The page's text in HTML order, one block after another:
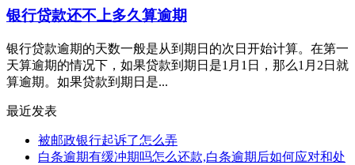
银行贷款还不上多久算逾期
银行贷款逾期的天数一般是从到期日的次日开始计算。在第一
天算逾期的情况下，如果贷款到期日是1月1日，那么1月2日就
算逾期。如果贷款到期日是...
最近发表
被邮政银行起诉了怎么弄
白条逾期有缓冲期吗怎么还款,白条逾期后如何应对和处